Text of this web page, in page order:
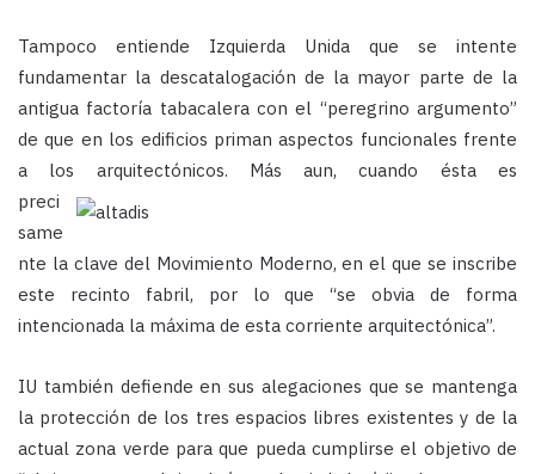
Tampoco entiende Izquierda Unida que se intente
fundamentar la descatalogación de la mayor parte de la
antigua factoría tabacalera con el “peregrino argumento”
de que en los edificios priman aspectos funcionales frente
a los arquitectónicos. Más aun, cuando ésta es
preci
same
nte la clave del Movimiento Moderno, en el que se inscribe
este recinto fabril, por lo que “se obvia de forma
intencionada la máxima de esta corriente arquitectónica”.
IU también defiende en sus alegaciones que se mantenga
la protección de los tres espacios libres existentes y de la
actual zona verde para que pueda cumplirse el objetivo de